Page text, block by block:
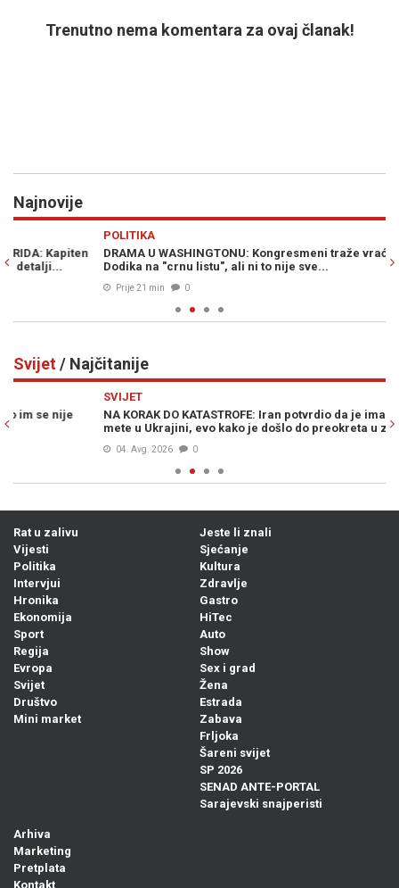
Trenutno nema komentara za ovaj članak!
Najnovije
DRAMA U WASHINGTONU: Kongresmeni traže vraćanje Milorada
Dodika na "crnu listu", ali ni to nije sve...
u
Svijet/ Najčitanije
NA KORAK DO KATASTROFE: Iran potvrdio da je imao spremne
mete u Ukrajini, evo kako je došlo do preokreta u zadnji čas
0
Rat u zalivu
Vijesti
Politika
Intervjui
Hronika
Ekonomija
Sport
Regija
Evropa
Svijet
Društvo
Mini market
Jeste li znali
Sjećanje
Kultura
Zdravlje
Gastro
HiTec
Auto
Show
Sex i grad
Žena
Estrada
Zabava
Frljoka
Šareni svijet
SP 2026
SENAD ANTE-PORTAL
Sarajevski snajperisti
Arhiva
Marketing
Pretplata
Kontakt